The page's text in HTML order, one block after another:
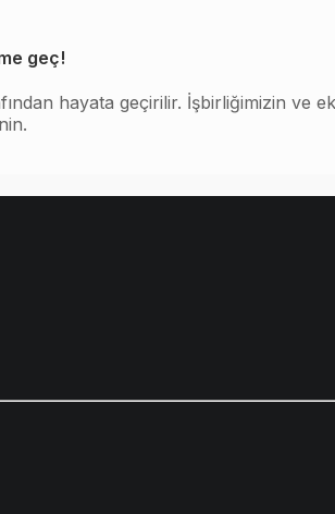
geç!
hayata geçirilir. İşbirliğimizin ve